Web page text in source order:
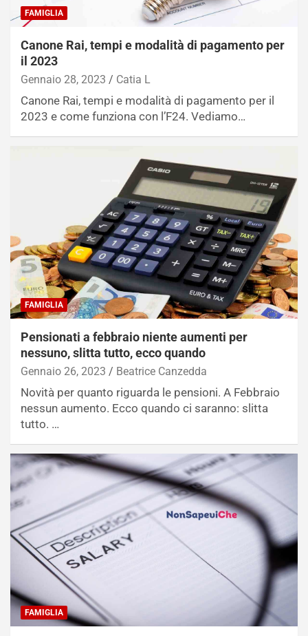
FAMIGLIA
Canone Rai, tempi e modalità di pagamento per
il 2023
Gennaio 28, 2023 Catia L
Canone Rai, tempi e modalità di pagamento per il
2023 e come funziona con l’F24. Vediamo…
FAMIGLIA
Pensionati a febbraio niente aumenti per
nessuno, slitta tutto, ecco quando
Gennaio 26, 2023 Beatrice Canzedda
Novità per quanto riguarda le pensioni. A Febbraio
nessun aumento. Ecco quando ci saranno: slitta
tutto. …
FAMIGLIA